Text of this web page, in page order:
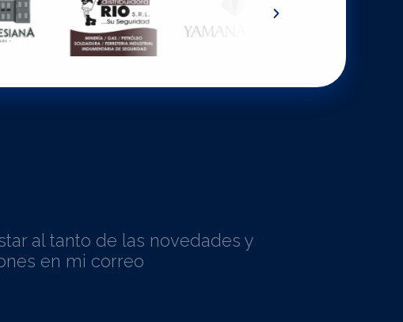
al tanto de las novedades y
en mi correo